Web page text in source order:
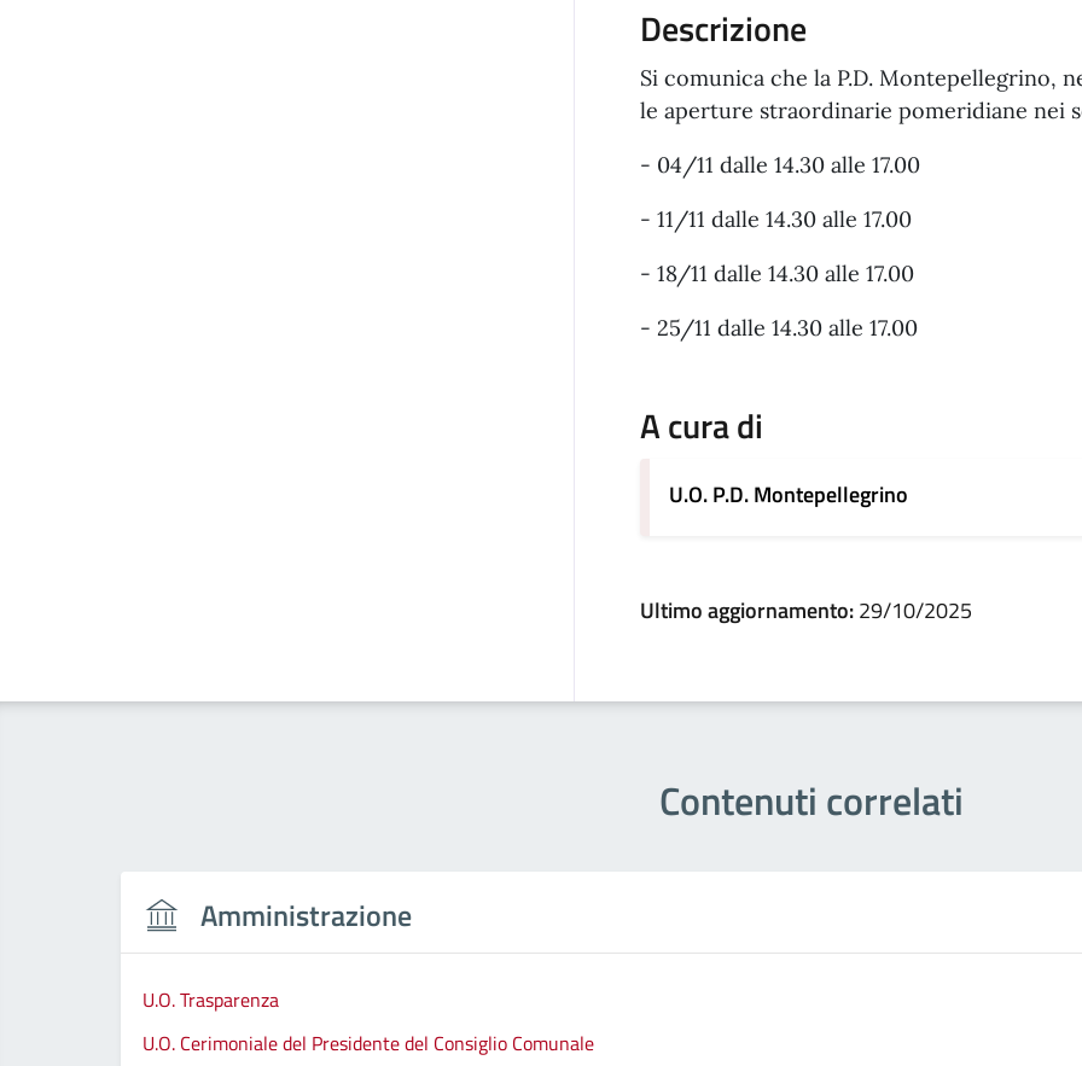
Descrizione
Si comunica che la P.D. Montepellegrino,
le aperture straordinarie pomeridiane nei
- 04/11 dalle 14.30 alle 17.00
- 11/11 dalle 14.30 alle 17.00
- 18/11 dalle 14.30 alle 17.00
- 25/11 dalle 14.30 alle 17.00
A cura di
U.O. P.D. Montepellegrino
Ultimo aggiornamento:29/10/2025
Contenuti correlati
Amministrazione
U.O. Trasparenza
U.O. Cerimoniale del Presidente del Consiglio Comunale